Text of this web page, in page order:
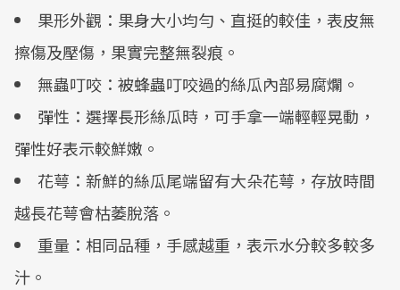
果形外觀：果身大小均勻、直挺的較佳，表皮無
擦傷及壓傷，果實完整無裂痕。
無蟲叮咬：被蜂蟲叮咬過的絲瓜內部易腐爛。
彈性：選擇長形絲瓜時，可手拿一端輕輕晃動，
彈性好表示較鮮嫩。
花萼：新鮮的絲瓜尾端留有大朵花萼，存放時間
越長花萼會枯萎脫落。
重量：相同品種，手感越重，表示水分較多較多
汁。